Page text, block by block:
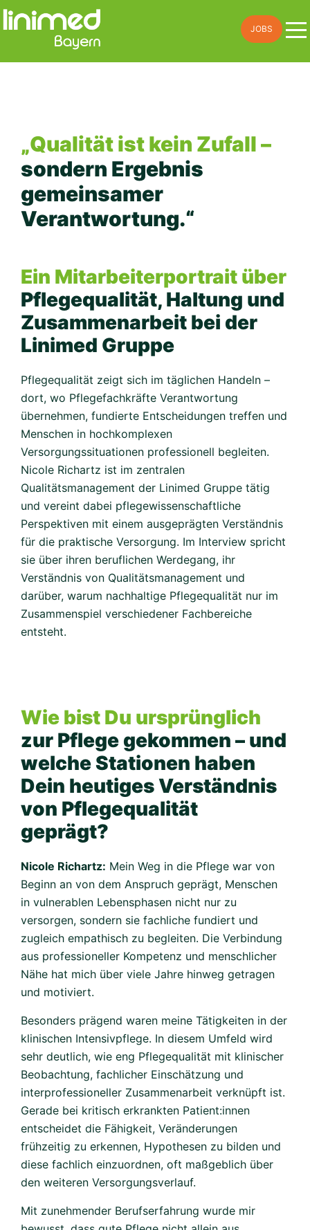
Skip
to
JOBS
„Qualität ist kein Zufall –
sondern Ergebnis
gemeinsamer
Verantwortung.“
Ein Mitarbeiterportrait über
Pflegequalität, Haltung und
Zusammenarbeit bei der
Linimed Gruppe
Pflegequalität zeigt sich im täglichen Handeln –
dort, wo Pflegefachkräfte Verantwortung
übernehmen, fundierte Entscheidungen treffen und
Menschen in hochkomplexen
Versorgungssituationen professionell begleiten.
Nicole Richartz ist im zentralen
Qualitätsmanagement der Linimed Gruppe tätig
und vereint dabei pflegewissenschaftliche
Perspektiven mit einem ausgeprägten Verständnis
für die praktische Versorgung. Im Interview spricht
sie über ihren beruflichen Werdegang, ihr
Verständnis von Qualitätsmanagement und
darüber, warum nachhaltige Pflegequalität nur im
Zusammenspiel verschiedener Fachbereiche
entsteht.
Wie bist Du ursprünglich
zur Pflege gekommen – und
welche Stationen haben
Dein heutiges Verständnis
von Pflegequalität
geprägt?
Nicole Richartz: Mein Weg in die Pflege war von
Beginn an von dem Anspruch geprägt, Menschen
in vulnerablen Lebensphasen nicht nur zu
versorgen, sondern sie fachliche fundiert und
zugleich empathisch zu begleiten. Die Verbindung
aus professioneller Kompetenz und menschlicher
Nähe hat mich über viele Jahre hinweg getragen
und motiviert.
Besonders prägend waren meine Tätigkeiten in der
klinischen Intensivpflege. In diesem Umfeld wird
sehr deutlich, wie eng Pflegequalität mit klinischer
Beobachtung, fachlicher Einschätzung und
interprofessioneller Zusammenarbeit verknüpft ist.
Gerade bei kritisch erkrankten Patient:innen
entscheidet die Fähigkeit, Veränderungen
frühzeitig zu erkennen, Hypothesen zu bilden und
diese fachlich einzuordnen, oft maßgeblich über
den weiteren Versorgungsverlauf.
Mit zunehmender Berufserfahrung wurde mir